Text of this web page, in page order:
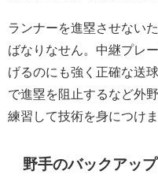
ランナーを進塁させない
ばなりなせん。中継プレ
げるのにも強く正確な送
で進塁を阻止するなど外
練習して技術を身につけま
野手のバックアップ